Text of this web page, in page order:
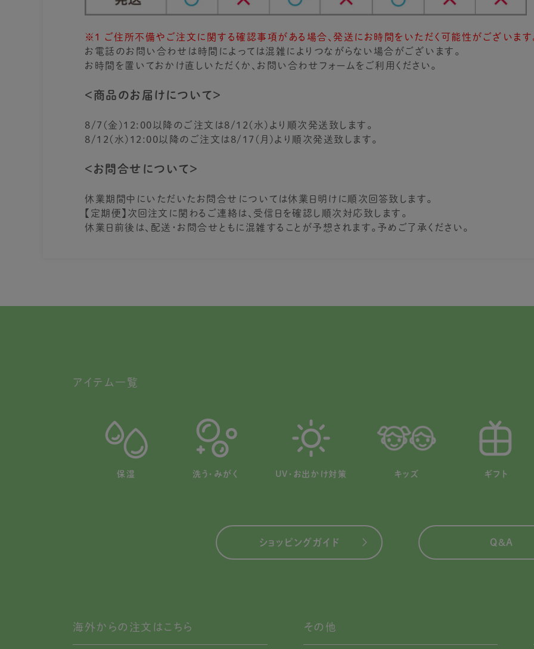
※1 ご住所不備やご注文に関する確認事項がある場合、発送にお時間をいただく可能性がございます
お電話のお問い合わせは時間によっては混雑によりつながらない場合がございます。
お時間を置いておかけ直しいただくか、お問い合わせフォームをご利用ください。
＜商品のお届けについて＞
8/7(金)12:00以降のご注文は8/12(水)より順次発送致します。
8/12(水)12:00以降のご注文は8/17(月)より順次発送致します。
＜お問合せについて＞
休業期間中にいただいたお問合せについては休業日明けに順次回答致します。
【定期便】次回注文に関わるご連絡は、受信日を確認し順次対応致します。
休業日前後は、配送・お問合せともに混雑することが予想されます。予めご了承ください。
アイテム一覧
保湿 洗う・みがく UV・お出かけ対策 キッズ ギフト
ショッピングガイド Q&A
海外からの注文はこちら その他